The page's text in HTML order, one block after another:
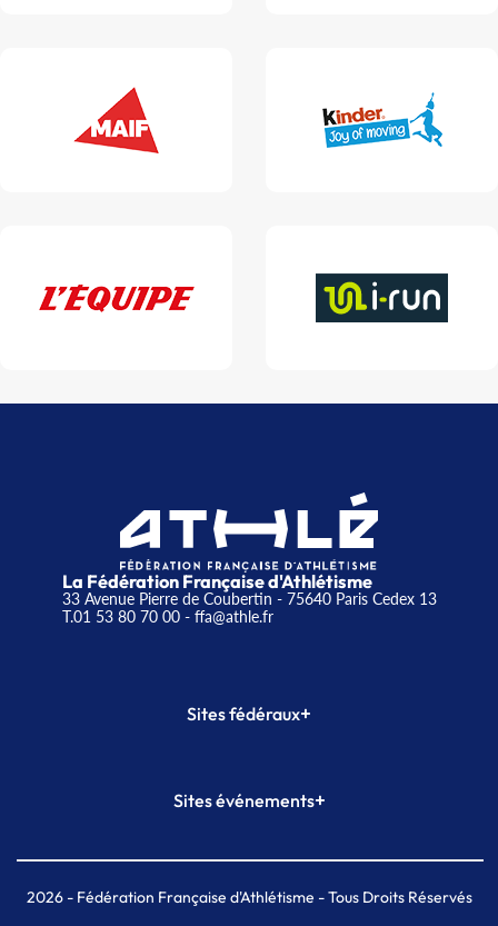
La Fédération Française d'Athlétisme
33 Avenue Pierre de Coubertin - 75640 Paris Cedex 13
T.01 53 80 70 00- ffa@athle.fr
Sites fédéraux+
Plateforme Formation
Sites événements+
Meeting de Paris indoor
MAIF Ekiden de Paris
2026- Fédération Française d'Athlétisme - Tous Droits Réservés